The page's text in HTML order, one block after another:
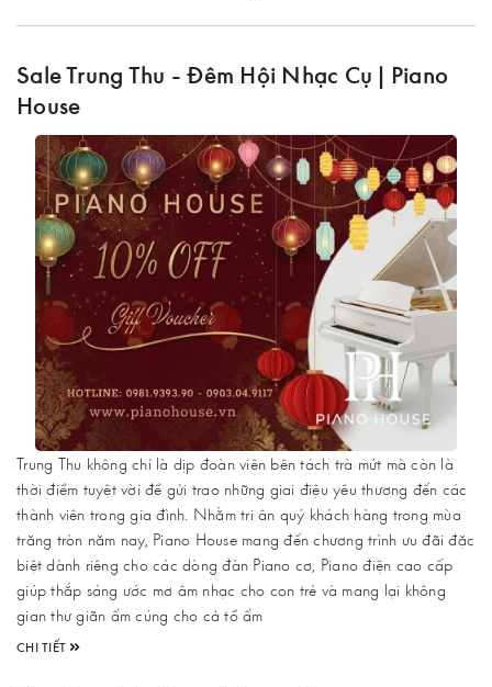
Sale Trung Thu - Đêm Hội Nhạc Cụ | Piano
House
Trung Thu không chỉ là dịp đoàn viên bên tách trà mứt mà còn là
thời điểm tuyệt vời để gửi trao những giai điệu yêu thương đến các
thành viên trong gia đình. Nhằm tri ân quý khách hàng trong mùa
trăng tròn năm nay, Piano House mang đến chương trình ưu đãi đặc
biệt dành riêng cho các dòng đàn Piano cơ, Piano điện cao cấp
giúp thắp sáng ước mơ âm nhạc cho con trẻ và mang lại không
gian thư giãn ấm cúng cho cả tổ ấm
CHI TIẾT